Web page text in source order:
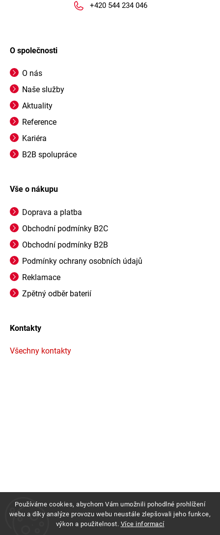
Používáme cookies, abychom Vám umožnili pohodlné prohlížení
webu a díky analýze provozu webu neustále zlepšovali jeho funkce,
výkon a použitelnost. Více informací
+420 544 234 046
O společnosti
O nás
Naše služby
Aktuality
Reference
Kariéra
B2B spolupráce
Vše o nákupu
Doprava a platba
Obchodní podmínky B2C
Obchodní podmínky B2B
Podmínky ochrany osobních údajů
Reklamace
Zpětný odběr baterií
Kontakty
Všechny kontakty